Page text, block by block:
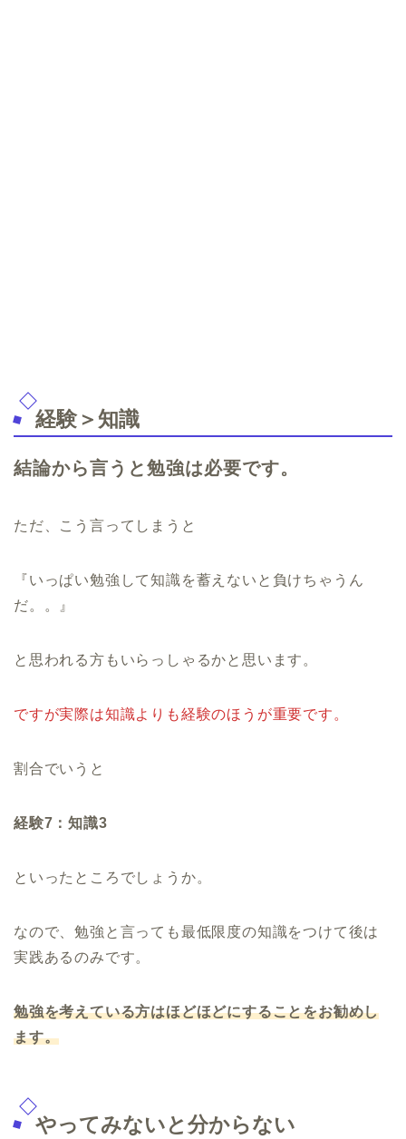
経験＞知識
結論から言うと勉強は必要です。
ただ、こう言ってしまうと
『いっぱい勉強して知識を蓄えないと負けちゃうん
だ。。』
と思われる方もいらっしゃるかと思います。
ですが実際は知識よりも経験のほうが重要です。
割合でいうと
経験7：知識3
といったところでしょうか。
なので、勉強と言っても最低限度の知識をつけて後は
実践あるのみです。
勉強を考えている方はほどほどにすることをお勧めし
ます。
やってみないと分からない